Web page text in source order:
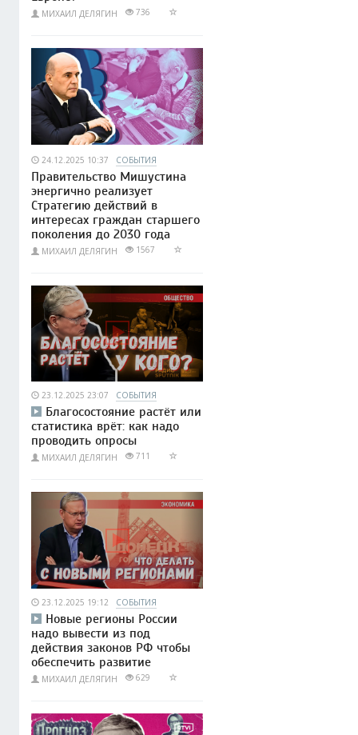
МИХАИЛ ДЕЛЯГИН 736
24.12.2025 10:37 СОБЫТИЯ
Правительство Мишустина
энергично реализует
Стратегию действий в
интересах граждан старшего
поколения до 2030 года
МИХАИЛ ДЕЛЯГИН 1567
23.12.2025 23:07 СОБЫТИЯ
Благосостояние растёт или
статистика врёт: как надо
проводить опросы
МИХАИЛ ДЕЛЯГИН 711
23.12.2025 19:12 СОБЫТИЯ
Новые регионы России
надо вывести из под
действия законов РФ чтобы
обеспечить развитие
МИХАИЛ ДЕЛЯГИН 629